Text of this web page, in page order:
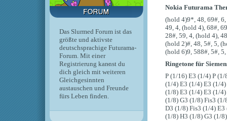
Das Slurmed Forum ist das
größte und aktivste
deutschsprachige Futurama-
Forum. Mit einer
Registrierung kannst du
dich gleich mit weiteren
Gleichgesinnten
austauschen und Freunde
fürs Leben finden.
Nokia Futurama
(hold 4)9*, 48, 69#,
49, 4, (hold 4), 68#,
28#, 59, 4, (hold 4),
(hold 2)#, 48, 5#, 5,
(hold 6)9, 588#, 5#,
Ringetone für
P (1/16) E3 (1/4) P
(1/4) E3 (1/4) E3 (1/
(1/8) E3 (1/4) E3 (1/
(1/8) G3 (1/8) Fis3
D3 (1/8) Fis3 (1/4)
(1/8) H3 (1/8) G3 (1/